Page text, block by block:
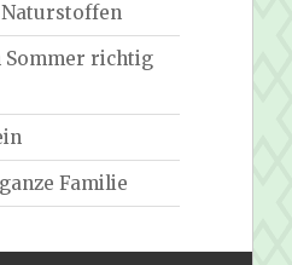
Sommer richtig
Familie